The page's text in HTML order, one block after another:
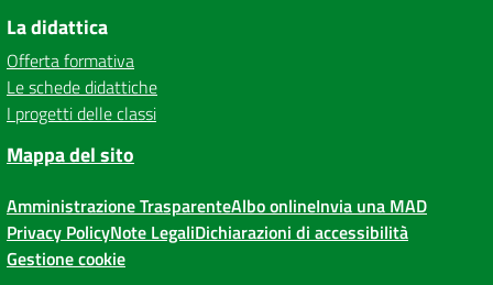
La didattica
Offerta formativa
Le schede didattiche
I progetti delle classi
Mappa del sito
Amministrazione TrasparenteAlbo onlineInvia una MAD
Privacy PolicyNote LegaliDichiarazioni di accessibilità
Gestione cookie